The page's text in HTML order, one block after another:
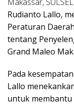
Rudianto Lallo,
Peraturan
tentang
Grand Maleo
Pada
Lallo
untuk membantu